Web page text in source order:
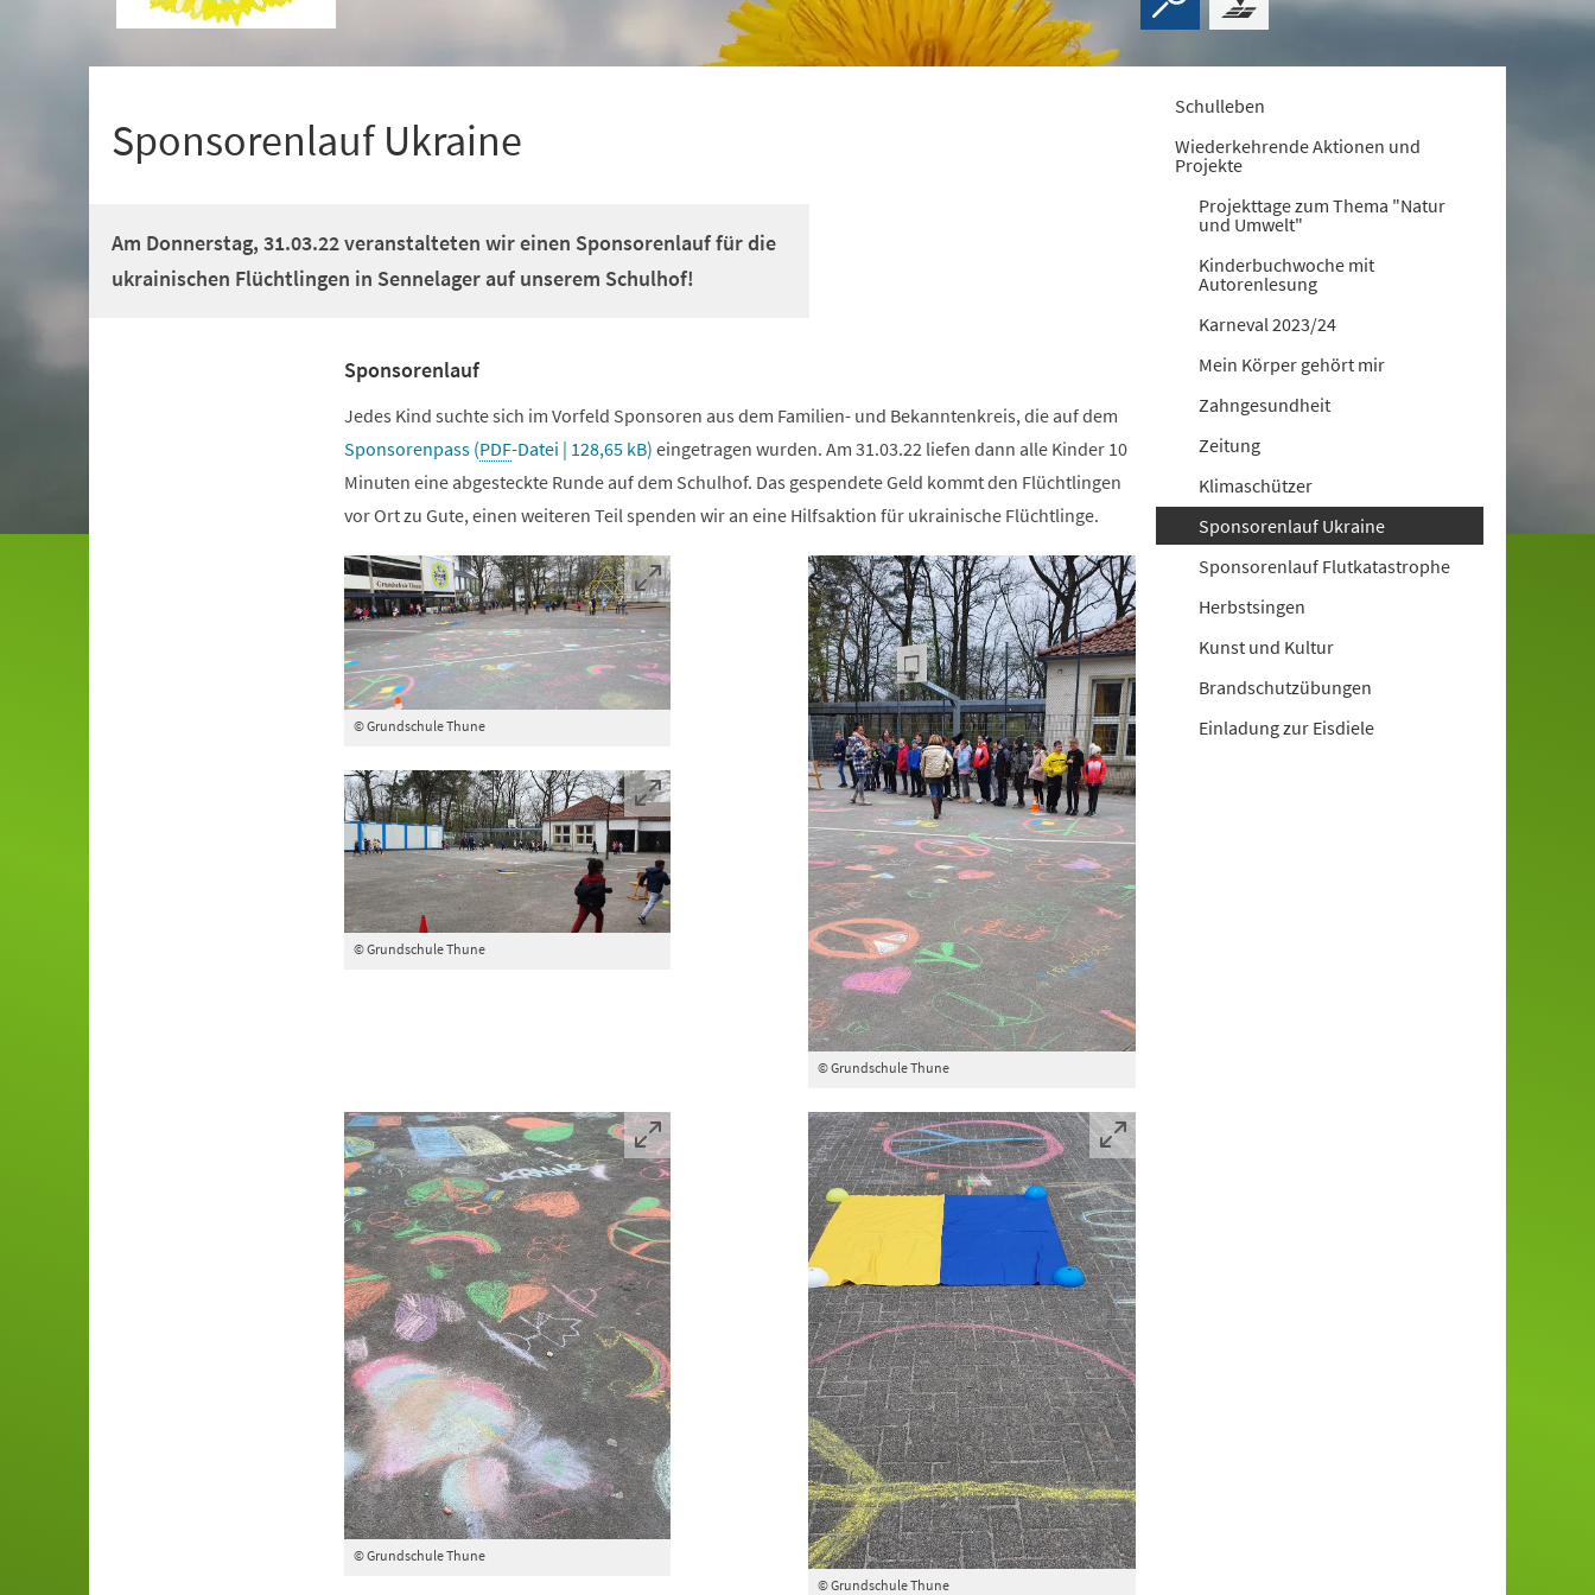
Sponsorenlauf Ukraine
Am Donnerstag, 31.03.22 veranstalteten wir einen Sponsorenlauf für die
ukrainischen Flüchtlingen in Sennelager auf unserem Schulhof!
Sponsorenlauf
Jedes Kind suchte sich im Vorfeld Sponsoren aus dem Familien- und Bekanntenkreis, die auf dem
Sponsorenpass PDF-Datei 128,65 kB eingetragen wurden. Am 31.03.22 liefen dann alle Kinder 10
Minuten eine abgesteckte Runde auf dem Schulhof. Das gespendete Geld kommt den Flüchtlingen
vor Ort zu Gute, einen weiteren Teil spenden wir an eine Hilfsaktion für ukrainische Flüchtlinge.
© Grundschule Thune
© Grundschule Thune
© Grundschule Thune
© Grundschule Thune
© Grundschule Thune
Schulleben
Wiederkehrende Aktionen und
Projekte
Projekttage zum Thema "Natur
und Umwelt"
Kinderbuchwoche mit
Autorenlesung
Karneval 2023/24
Mein Körper gehört mir
Zahngesundheit
Zeitung
Klimaschützer
Sponsorenlauf Ukraine
Sponsorenlauf Flutkatastrophe
Herbstsingen
Kunst und Kultur
Brandschutzübungen
Einladung zur Eisdiele